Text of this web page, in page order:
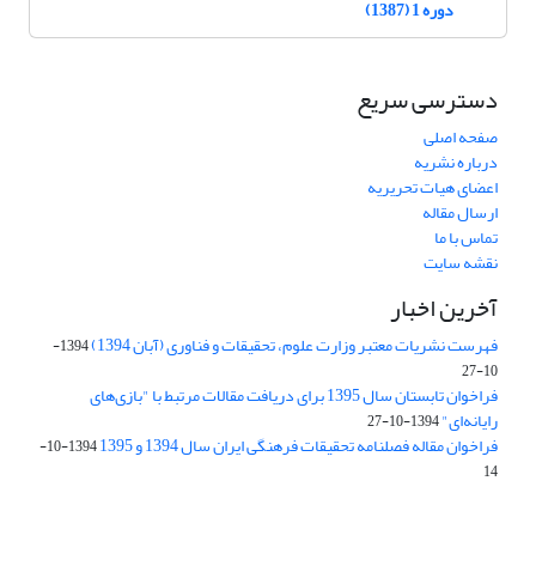
دوره 1 (1387)
دسترسی سریع
صفحه اصلی
درباره نشریه
اعضای هیات تحریریه
ارسال مقاله
تماس با ما
نقشه سایت
آخرین اخبار
فهرست نشریات معتبر وزارت علوم، تحقیقات و فناوری (آبان 1394)
1394-
10-27
فراخوان تابستان سال 1395 برای دریافت مقالات مرتبط با "بازی‌های
رایانه‌ای"1394-10-27
فراخوان مقاله فصلنامه تحقیقات فرهنگی ایران سال 1394 و 1395
1394-10-
14